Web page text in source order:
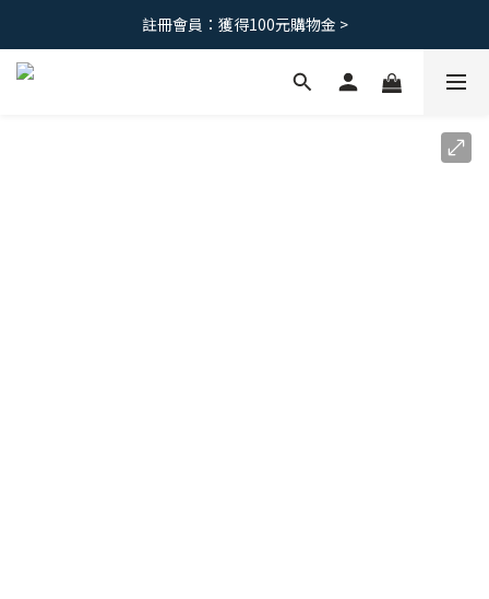
免運優惠｜台灣滿 1500 ，港澳滿2500
註冊會員：獲得100元購物金 >
免運優惠｜台灣滿 1500 ，港澳滿2500